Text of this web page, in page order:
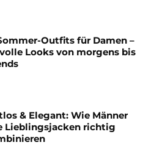
Outfits für Damen –
Looks von morgens bis
& Elegant: Wie Männer
Lieblingsjacken richtig